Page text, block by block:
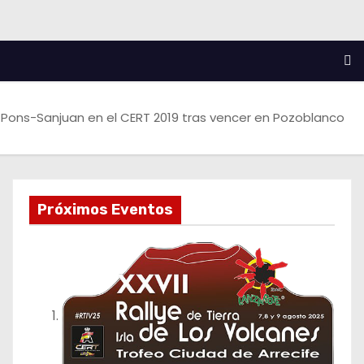
Sanjuan en el CERT 2019 tras vencer en Pozoblanco
Próximos Eventos